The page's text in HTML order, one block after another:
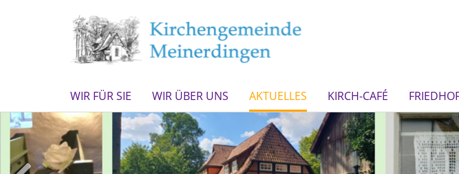
WIR FÜR SIE WIR ÜBER UNS AKTUELLES KIRCH-CAFÉ